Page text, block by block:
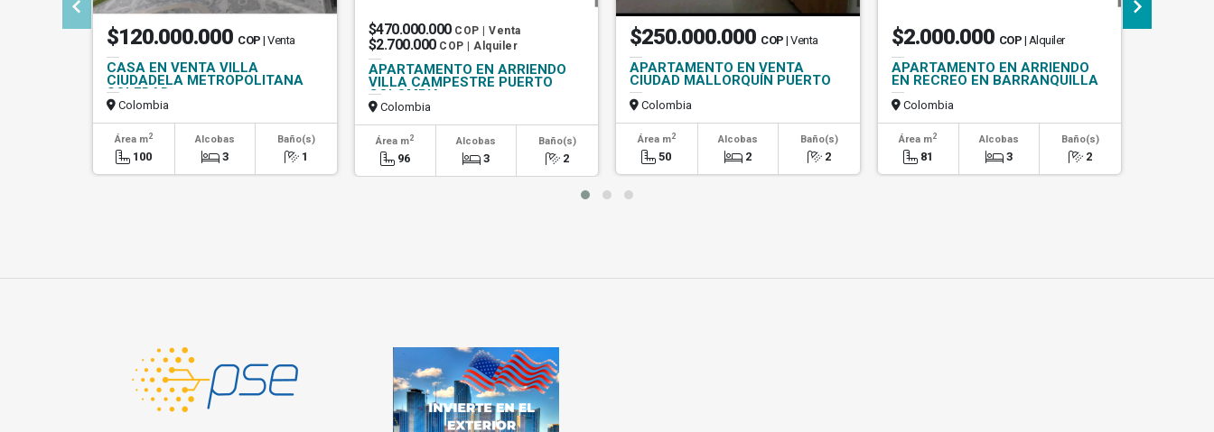
$120.000.000 COP | Venta
CASA EN VENTA VILLA
CIUDADELA METROPOLITANA
SOLEDAD
Colombia
Área m2
100
Alcobas
3
Baño(s)
1
$470.000.000 COP | Venta
$2.700.000 COP | Alquiler
APARTAMENTO EN ARRIENDO
VILLA CAMPESTRE PUERTO
COLOMBIA
Colombia
Área m2
96
Alcobas
3
Baño(s)
2
$250.000.000 COP | Venta
APARTAMENTO EN VENTA
CIUDAD MALLORQUÍN PUERTO
Colombia
Área m2
50
Alcobas
2
Baño(s)
2
$2.000.000 COP | Alquiler
APARTAMENTO EN ARRIENDO
EN RECREO EN BARRANQUILLA
Colombia
Área m2
81
Alcobas
3
Baño(s)
2